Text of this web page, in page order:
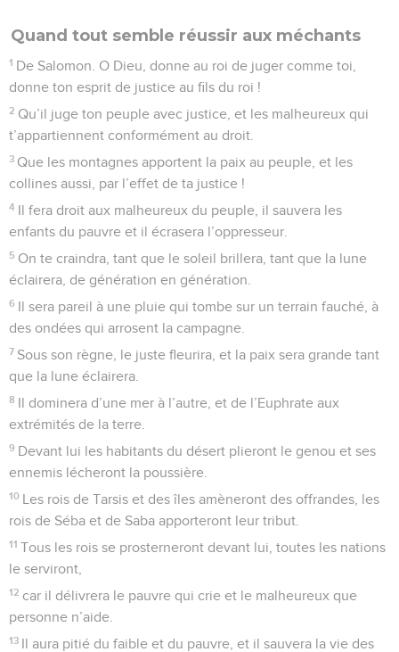
Quand tout semble réussir aux méchants
1 De Salomon. O Dieu, donne au roi de juger comme toi,
donne ton esprit de justice au fils du roi !
2 Qu’il juge ton peuple avec justice, et les malheureux qui
t’appartiennent conformément au droit.
3 Que les montagnes apportent la paix au peuple, et les
collines aussi, par l’effet de ta justice !
4 Il fera droit aux malheureux du peuple, il sauvera les
enfants du pauvre et il écrasera l’oppresseur.
5 On te craindra, tant que le soleil brillera, tant que la lune
éclairera, de génération en génération.
6 Il sera pareil à une pluie qui tombe sur un terrain fauché, à
des ondées qui arrosent la campagne.
7 Sous son règne, le juste fleurira, et la paix sera grande tant
que la lune éclairera.
8 Il dominera d’une mer à l’autre, et de l’Euphrate aux
extrémités de la terre.
9 Devant lui les habitants du désert plieront le genou et ses
ennemis lécheront la poussière.
10 Les rois de Tarsis et des îles amèneront des offrandes, les
rois de Séba et de Saba apporteront leur tribut.
11 Tous les rois se prosterneront devant lui, toutes les nations
le serviront,
12 car il délivrera le pauvre qui crie et le malheureux que
personne n’aide.
13 Il aura pitié du faible et du pauvre, et il sauvera la vie des